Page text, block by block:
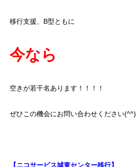
移行支援、B型ともに
今なら
空きが若干名あります！！！！
ぜひこの機会にお問い合わせください(^^)
【ニコサービス城東センター移行】